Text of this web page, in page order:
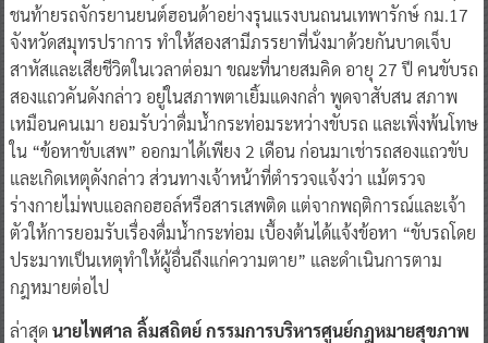
ชนท้ายรถจักรยานยนต์ฮอนด้าอย่างรุนแรงบนถนนเทพารักษ์ กม.17
จังหวัดสมุทรปราการ ทำให้สองสามีภรรยาที่นั่งมาด้วยกันบาดเจ็บ
สาหัสและเสียชีวิตในเวลาต่อมา ขณะที่นายสมคิด อายุ 27 ปี คนขับรถ
สองแถวคันดังกล่าว อยู่ในสภาพตาเยิ้มแดงกล่ำ พูดจาสับสน สภาพ
เหมือนคนเมา ยอมรับว่าดื่มน้ำกระท่อมระหว่างขับรถ และเพิ่งพ้นโทษ
ใน “ข้อหาขับเสพ” ออกมาได้เพียง 2 เดือน ก่อนมาเช่ารถสองแถวขับ
และเกิดเหตุดังกล่าว ส่วนทางเจ้าหน้าที่ตำรวจแจ้งว่า แม้ตรวจ
ร่างกายไม่พบแอลกอฮอล์หรือสารเสพติด แต่จากพฤติการณ์และเจ้า
ตัวให้การยอมรับเรื่องดื่มน้ำกระท่อม เบื้องต้นได้แจ้งข้อหา “ขับรถโดย
ประมาทเป็นเหตุทำให้ผู้อื่นถึงแก่ความตาย” และดำเนินการตาม
กฎหมายต่อไป
ล่าสุดนายไพศาล ลิ้มสถิตย์ กรรมการบริหารศูนย์กฎหมายสุขภาพ